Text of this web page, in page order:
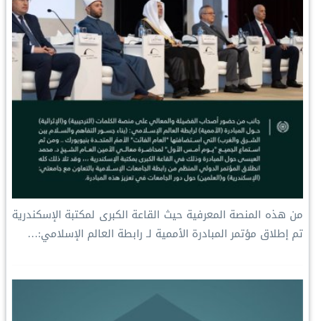
من هذه المنصة المعرفية حيث القاعة الكبرى لمكتبة الإسكندرية
تم إطلاق مؤتمر المبادرة الأممية لـ ⁧‫رابطة العالم الإسلامي‬⁩:…